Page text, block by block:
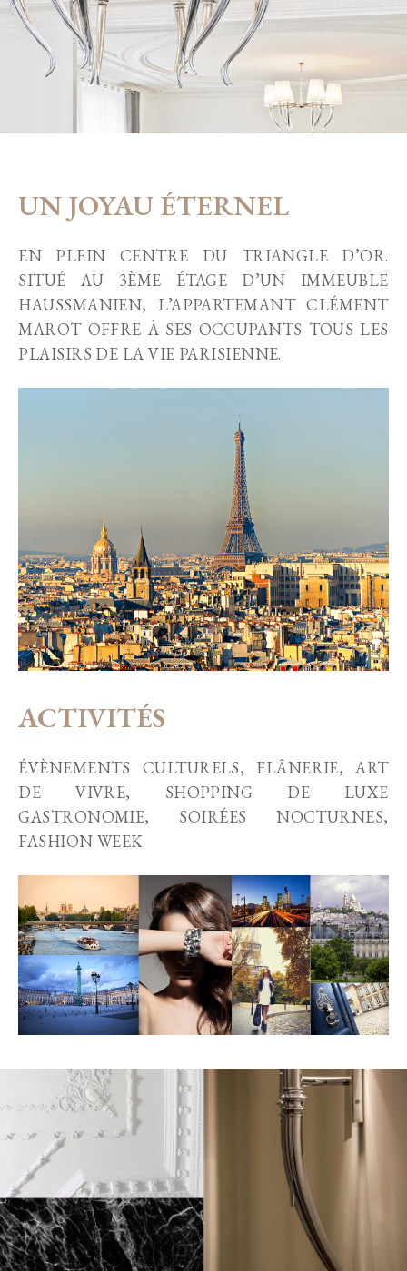
UN JOYAU ÉTERNEL
EN PLEIN CENTRE DU TRIANGLE D’OR.
SITUÉ AU 3ÈME ÉTAGE D’UN IMMEUBLE
HAUSSMANIEN, L’APPARTEMANT CLÉMENT
MAROT OFFRE À SES OCCUPANTS TOUS LES
PLAISIRS DE LA VIE PARISIENNE.
ACTIVITÉS
ÉVÈNEMENTS CULTURELS, FLÂNERIE, ART
DE VIVRE, SHOPPING DE LUXE
GASTRONOMIE, SOIRÉES NOCTURNES,
FASHION WEEK